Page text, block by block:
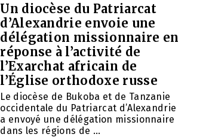
Un diocèse du Patriarcat
d’Alexandrie envoie une
délégation missionnaire en
réponse à l’activité de
l’Exarchat africain de
l’Église orthodoxe russe
Le diocèse de Bukoba et de Tanzanie
occidentale du Patriarcat d’Alexandrie
a envoyé une délégation missionnaire
dans les régions de ...